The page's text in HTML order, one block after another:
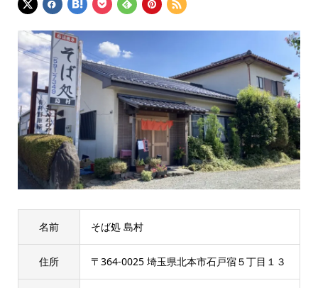
名前 そば処 島村
住所 〒364-0025 埼玉県北本市石戸宿５丁目１３